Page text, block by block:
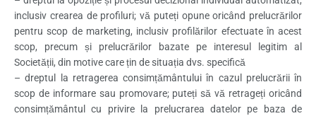
inclusiv crearea de profiluri; vă puteți opune oricând prelucrărilor
pentru scop de marketing, inclusiv profilărilor efectuate în acest
scop, precum și prelucrărilor bazate pe interesul legitim al
Societății, din motive care țin de situația dvs. specifică
– dreptul la retragerea consimțământului în cazul prelucrării în
scop de informare sau promovare; puteți să vă retrageți oricând
consimțământul cu privire la prelucrarea datelor pe baza de